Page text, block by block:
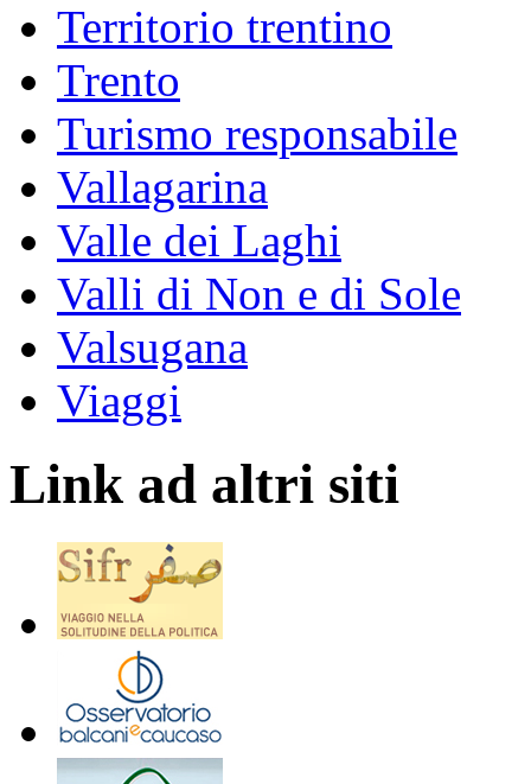
Territorio trentino
Trento
Turismo responsabile
Vallagarina
Valle dei Laghi
Valli di Non e di Sole
Valsugana
Viaggi
Link ad altri siti